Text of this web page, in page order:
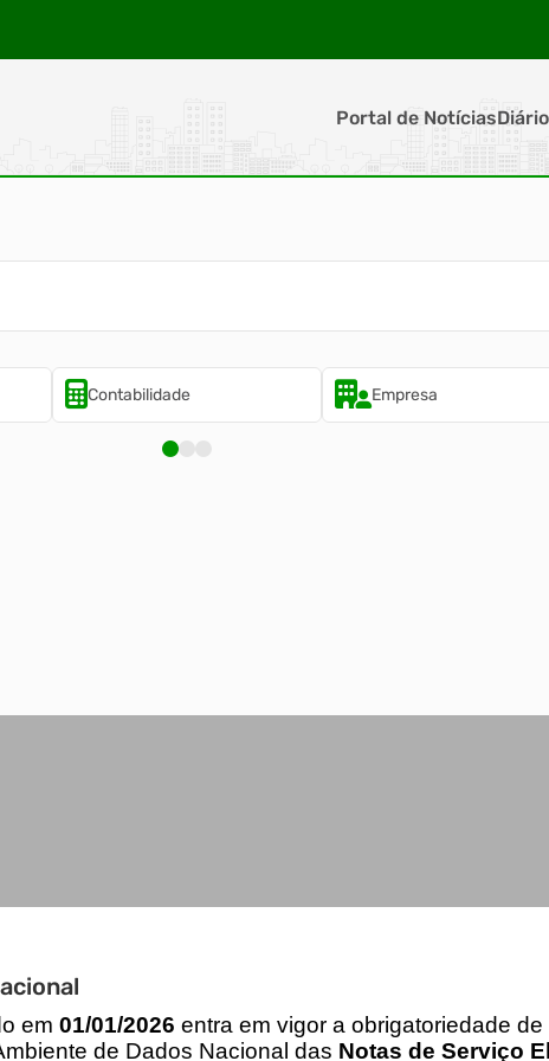
Portal de Notícias
Contabilidade Empresa
em 01/01/2026 entra em vigor a obrigatoriedade
de Dados Nacional das Notas de Serviço